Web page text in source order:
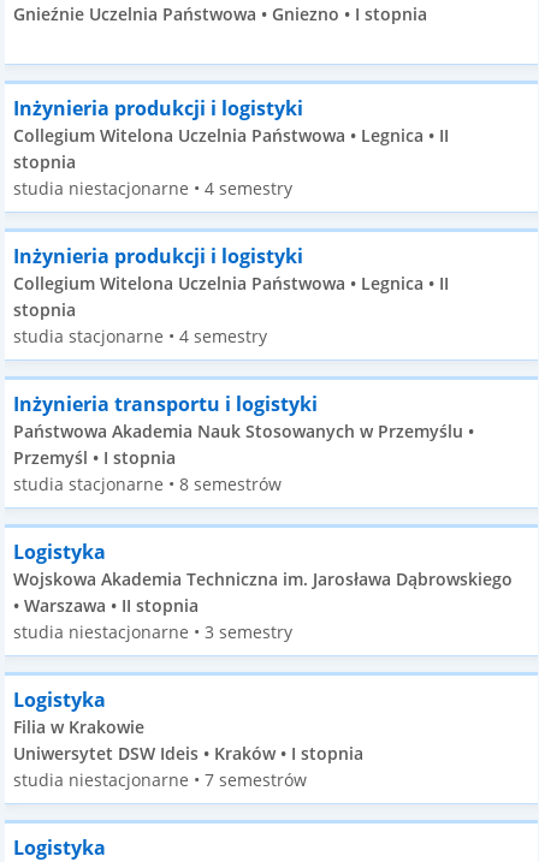
Gnieźnie Uczelnia Państwowa • Gniezno • I stopnia
Inżynieria produkcji i logistyki
Collegium Witelona Uczelnia Państwowa • Legnica • II
stopnia
studia niestacjonarne • 4 semestry
Inżynieria produkcji i logistyki
Collegium Witelona Uczelnia Państwowa • Legnica • II
stopnia
studia stacjonarne • 4 semestry
Inżynieria transportu i logistyki
Państwowa Akademia Nauk Stosowanych w Przemyślu •
Przemyśl • I stopnia
studia stacjonarne • 8 semestrów
Logistyka
Wojskowa Akademia Techniczna im. Jarosława Dąbrowskiego
• Warszawa • II stopnia
studia niestacjonarne • 3 semestry
Logistyka
Filia w Krakowie
Uniwersytet DSW Ideis • Kraków • I stopnia
studia niestacjonarne • 7 semestrów
Logistyka